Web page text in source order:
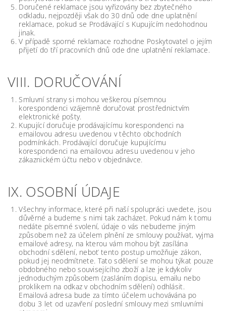
Doručené reklamace jsou vyřizovány bez zbytečného
odkladu, nejpozději však do 30 dnů ode dne uplatnění
reklamace, pokud se Prodávající s Kupujícím nedohodnou
jinak.
V případě sporné reklamace rozhodne Poskytovatel o jejím
přijetí do tří pracovních dnů ode dne uplatnění reklamace.
VIII. DORUČOVÁNÍ
Smluvní strany si mohou veškerou písemnou
korespondenci vzájemně doručovat prostřednictvím
elektronické pošty.
Kupující doručuje prodávajícímu korespondenci na
emailovou adresu uvedenou v těchto obchodních
podmínkách. Prodávající doručuje kupujícímu
korespondenci na emailovou adresu uvedenou v jeho
zákaznickém účtu nebo v objednávce.
IX. OSOBNÍ ÚDAJE
Všechny informace, které při naší spolupráci uvedete, jsou
důvěrné a budeme s nimi tak zacházet. Pokud nám k tomu
nedáte písemné svolení, údaje o vás nebudeme jiným
způsobem než za účelem plnění ze smlouvy používat, vyjma
emailové adresy, na kterou vám mohou být zasílána
obchodní sdělení, neboť tento postup umožňuje zákon,
pokud jej neodmítnete. Tato sdělení se mohou týkat pouze
obdobného nebo souvisejícího zboží a lze je kdykoliv
jednoduchým způsobem (zasláním dopisu, emailu nebo
proklikem na odkaz v obchodním sdělení) odhlásit.
Emailová adresa bude za tímto účelem uchovávána po
dobu 3 let od uzavření poslední smlouvy mezi smluvními